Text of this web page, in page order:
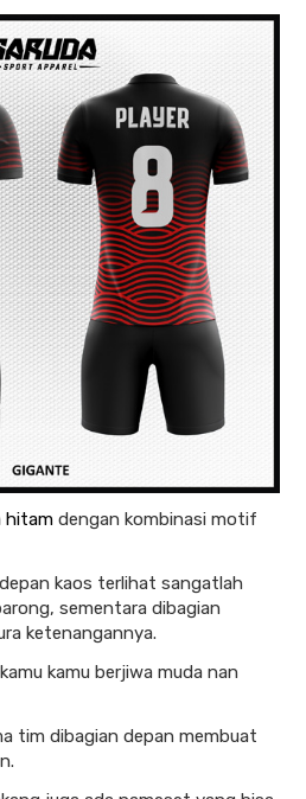
hitam dengan kombinasi motif
kaos terlihat sangatlah
sementara dibagian
ketenangannya.
kamu berjiwa muda nan
tim dibagian depan membuat